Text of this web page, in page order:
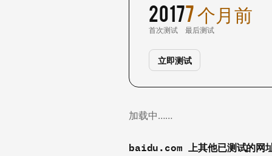
2017
首次测试
7 个月前
最后测试
立即测试
加载中……
baidu.com 上其他已测试的网